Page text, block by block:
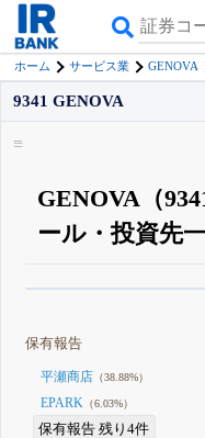
ホーム サービス業 GENOVA
9341 GENOVA
GENOVA（
ール・投資先一
登録すると永久
保有報告
平瀬商店 （38.88%）
EPARK （6.03%）
保有報告 残り4件